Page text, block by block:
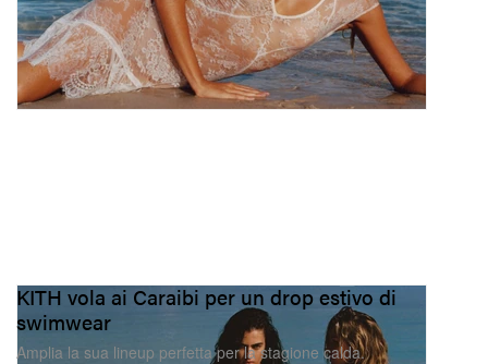
KITH vola ai Caraibi per un drop estivo di
swimwear
Amplia la sua lineup perfetta per la stagione calda.